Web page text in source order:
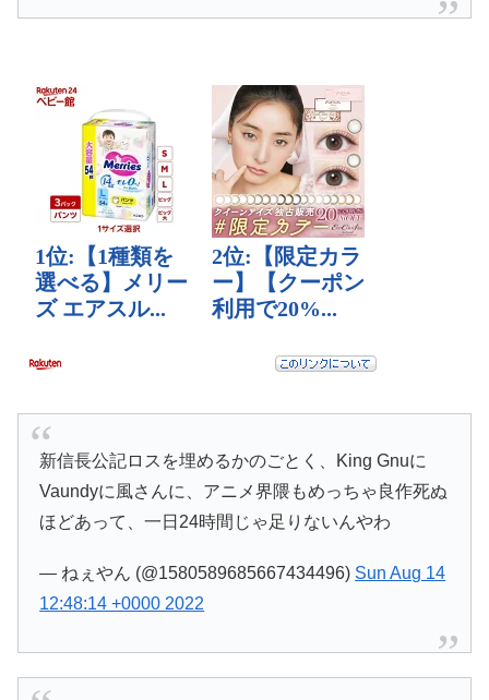
新信長公記ロスを埋めるかのごとく、King Gnuに
Vaundyに風さんに、アニメ界隈もめっちゃ良作死ぬ
ほどあって、一日24時間じゃ足りないんやわ
— ねぇやん (@1580589685667434496) Sun Aug 14
12:48:14 +0000 2022